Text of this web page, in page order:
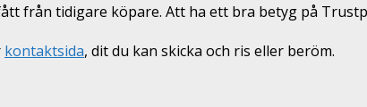
från tidigare köpare. Att ha ett bra betyg på
kontaktsida, dit du kan skicka och ris eller beröm.